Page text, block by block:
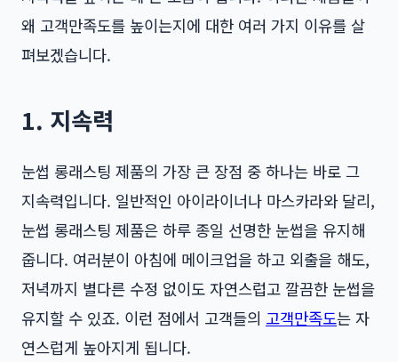
왜 고객만족도를 높이는지에 대한 여러 가지 이유를 살
펴보겠습니다.
1. 지속력
눈썹 롱래스팅 제품의 가장 큰 장점 중 하나는 바로 그
지속력입니다. 일반적인 아이라이너나 마스카라와 달리,
눈썹 롱래스팅 제품은 하루 종일 선명한 눈썹을 유지해
줍니다. 여러분이 아침에 메이크업을 하고 외출을 해도,
저녁까지 별다른 수정 없이도 자연스럽고 깔끔한 눈썹을
유지할 수 있죠. 이런 점에서 고객들의 고객만족도는 자
연스럽게 높아지게 됩니다.